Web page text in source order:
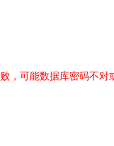
，可能数据库密码不对